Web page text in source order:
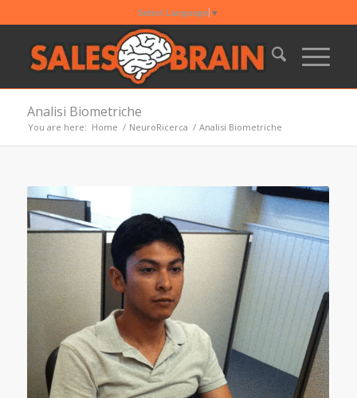
Select Language ▼
Analisi Biometriche
You are here: Home / NeuroRicerca / Analisi Biometriche